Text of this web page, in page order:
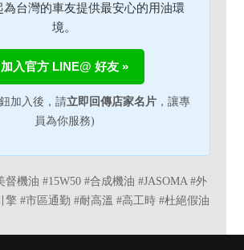
為台灣的車友提供最安心的用油環
境。
加入官方 LINE@ 好友 »
加入後，請立即回傳店家名片，讓專
員為你服務)
督機油 #15W50 #合成機油 #JASOMA #外
擎 #市區通勤 #耐高溫 #高工時 #杜絕假油